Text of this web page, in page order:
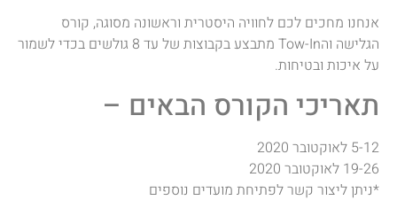
אנחנו מחכים לכם לחוויה היסטרית וראשונה מסוגה, קורס
הגלישה והTow-In מתבצע בקבוצות של עד 8 גולשים בכדי לשמור
על איכות ובטיחות.
תאריכי הקורס הבאים –
5-12 לאוקטובר 2020
19-26 לאוקטובר 2020
*ניתן ליצור קשר לפתיחת מועדים נוספים